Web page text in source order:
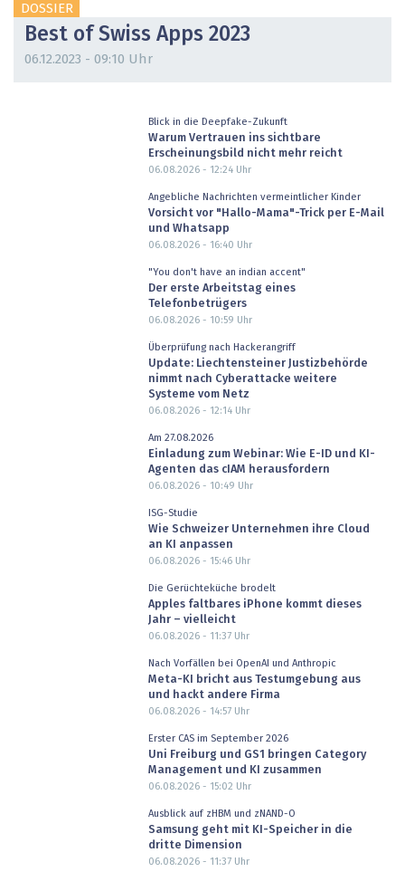
DOSSIER
Best of Swiss Apps 2023
06.12.2023 - 09:10 Uhr
Blick in die Deepfake-Zukunft
Warum Vertrauen ins sichtbare
Erscheinungsbild nicht mehr reicht
06.08.2026 - 12:24Uhr
Angebliche Nachrichten vermeintlicher Kinder
Vorsicht vor "Hallo-Mama"-Trick per E-Mail
und Whatsapp
06.08.2026 - 16:40 Uhr
"You don't have an indian accent"
Der erste Arbeitstag eines
Telefonbetrügers
06.08.2026 - 10:59 Uhr
Überprüfung nach Hackerangriff
Update: Liechtensteiner Justizbehörde
nimmt nach Cyberattacke weitere
Systeme vom Netz
06.08.2026 - 12:14Uhr
Am 27.08.2026
Einladung zum Webinar: Wie E-ID und KI-
Agenten das cIAM herausfordern
06.08.2026 - 10:49 Uhr
ISG-Studie
Wie Schweizer Unternehmen ihre Cloud
an KI anpassen
06.08.2026 - 15:46Uhr
Die Gerüchteküche brodelt
Apples faltbares iPhone kommt dieses
Jahr – vielleicht
06.08.2026 - 11:37Uhr
Nach Vorfällen bei OpenAI und Anthropic
Meta-KI bricht aus Testumgebung aus
und hackt andere Firma
06.08.2026 - 14:57Uhr
Erster CAS im September 2026
Uni Freiburg und GS1 bringen Category
Management und KI zusammen
06.08.2026 - 15:02 Uhr
Ausblick auf zHBM und zNAND-O
Samsung geht mit KI-Speicher in die
dritte Dimension
06.08.2026 - 11:37Uhr